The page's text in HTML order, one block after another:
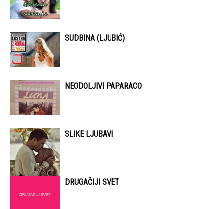
SUDBINA (LJUBIĆ)
NEODOLJIVI PAPARACO
SLIKE LJUBAVI
DRUGAČIJI SVET